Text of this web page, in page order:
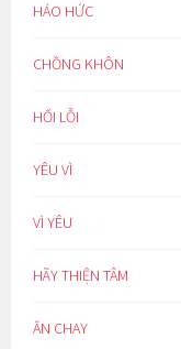
HÁO HỨC
CHỒNG KHÔN
HỐI LỖI
YÊU VÌ
VÌ YÊU
HÃY THIỆN TÂM
ĂN CHAY